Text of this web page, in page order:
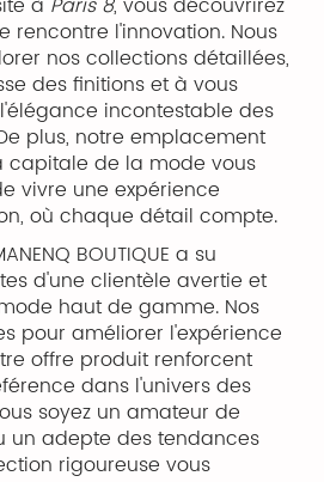
rencontre l'innovation. Nous
nos collections détaillées,
des finitions et à vous
incontestable des
plus, notre emplacement
capitale de la mode vous
vivre une expérience
où chaque détail compte.
BOUTIQUE a su
d'une clientèle avertie et
haut de gamme. Nos
pour améliorer l'expérience
offre produit renforcent
dans l'univers des
soyez un amateur de
un adepte des tendances
rigoureuse vous